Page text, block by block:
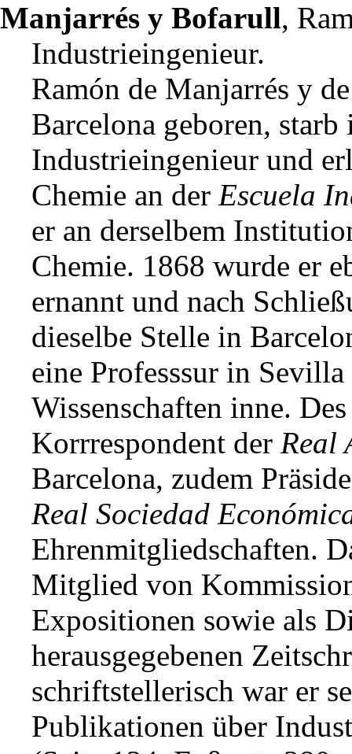
Manjarrés y Bofarull,
Industrieingenieur.
Ramón de Manjarrés y
Barcelona geboren,
Industrieingenieur und
Chemie an der Escuela
er an derselbem
Chemie. 1868 wurde er
ernannt und nach
dieselbe Stelle in
eine Professsur in
Wissenschaften inne.
Korrrespondent der Real
Barcelona, zudem
Real Sociedad
Ehrenmitgliedschaften.
Mitglied von
Expositionen sowie als
herausgegebenen
schriftstellerisch war er
Publikationen über